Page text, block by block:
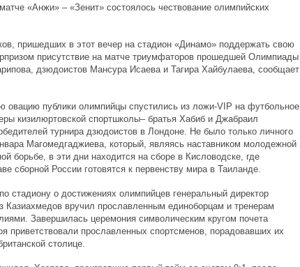
«Анжи» – «Зенит» состоялось чествование олимпийских
пришедших в этот вечер на стадион «Динамо» поддержать свою
присутствие на матче триумфаторов прошедшей Олимпиады
дзюдоистов Мансура Исаева и Тагира Хайбулаева, сообщает
овацию публики олимпийцы спустились из ложи-VIP на футбольное
кизилюртовской спортшколы– братья Хабиб и Джабраил
турнира дзюдоистов в Лондоне. Не было только личного
Магомедгаджиева, который, являясь наставником молодежной
борьбе, в эти дни находится на сборе в Кисловодске, где
сборной России готовятся к первенству мира в Таиланде.
стадиону о достижениях олимпийцев генеральный директор
Казиахмедов вручил прославленным единоборцам и тренерам
Завершилась церемония символическим кругом почета
приветствовали прославленных спортсменов, порадовавших их
столице.